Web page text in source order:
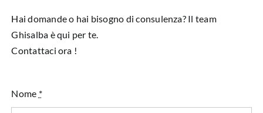
Hai domande o hai bisogno di consulenza? Il team
Ghisalba è qui per te.
Contattaci ora !
Nome *